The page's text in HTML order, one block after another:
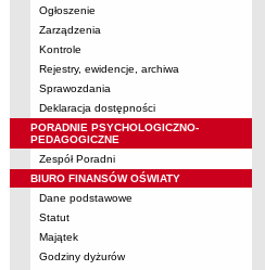
Ogłoszenie
Zarządzenia
Kontrole
Rejestry, ewidencje, archiwa
Sprawozdania
Deklaracja dostępności
PORADNIE PSYCHOLOGICZNO-
PEDAGOGICZNE
Zespół Poradni
BIURO FINANSÓW OŚWIATY
Dane podstawowe
Statut
Majątek
Godziny dyżurów